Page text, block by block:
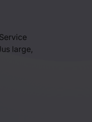
large,